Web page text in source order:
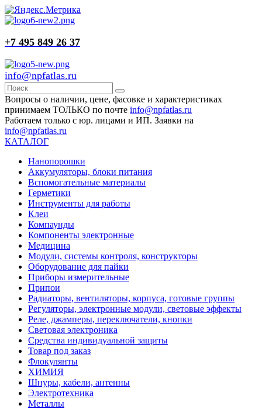
+7 495 849 26 37
info@npfatlas.ru
Вопросы о наличии, цене, фасовке и характеристиках
принимаем ТОЛЬКО по почте info@npfatlas.ru
Работаем только с юр. лицами и ИП. Заявки на
info@npfatlas.ru
КАТАЛОГ
Нанопорошки
Аккумуляторы, блоки питания
Вспомогательные материалы
Герметики
Инструменты для работы
Клеи
Компаунды
Компоненты электронные
Медицина
Модули, системы контроля, конструкторы
Оборудование для пайки
Приборы измерительные
Припои
Радиаторы, вентиляторы, корпуса, готовые группы
Регуляторы, электронные модули, световые эффекты
Реле, джамперы, переключатели, кнопки
Световая электроника
Средства индивидуальной защиты
Товар под заказ
Флокулянты
ХИМИЯ
Шнуры, кабели, антенны
Электротехника
Металлы